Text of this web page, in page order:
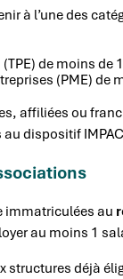
à l’une des
de moins de
(PME) de
affiliées ou
dispositif
immatriculées au
au moins 1
structures déjà